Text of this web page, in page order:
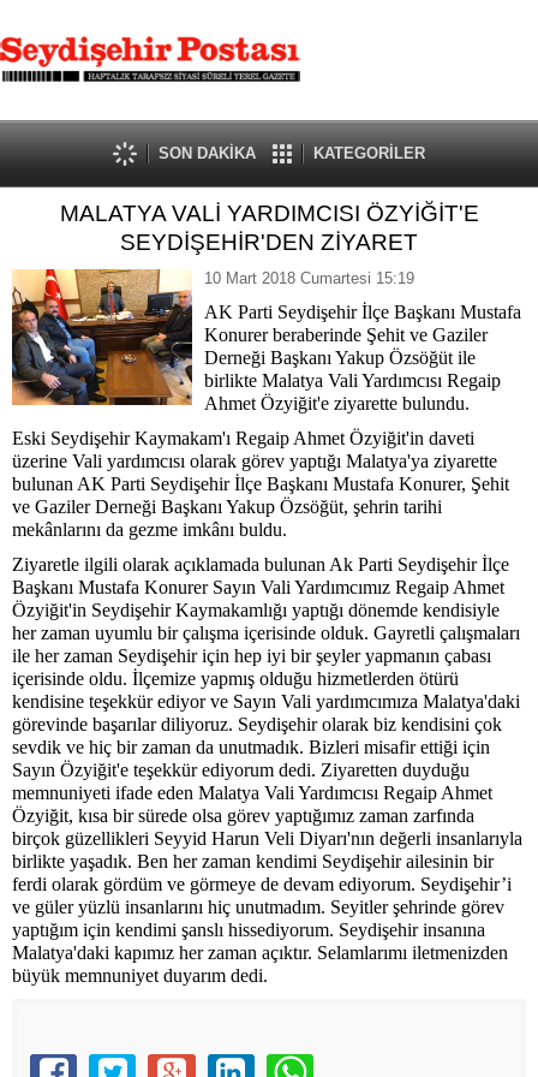
SON DAKİKA KATEGORİLER
MALATYA VALİ YARDIMCISI ÖZYİĞİT'E
SEYDİŞEHİR'DEN ZİYARET
10 Mart 2018 Cumartesi 15:19
AK Parti Seydişehir İlçe Başkanı Mustafa
Konurer beraberinde Şehit ve Gaziler
Derneği Başkanı Yakup Özsöğüt ile
birlikte Malatya Vali Yardımcısı Regaip
Ahmet Özyiğit'e ziyarette bulundu.
Eski Seydişehir Kaymakam'ı Regaip Ahmet Özyiğit'in daveti
üzerine Vali yardımcısı olarak görev yaptığı Malatya'ya ziyarette
bulunan AK Parti Seydişehir İlçe Başkanı Mustafa Konurer, Şehit
ve Gaziler Derneği Başkanı Yakup Özsöğüt, şehrin tarihi
mekânlarını da gezme imkânı buldu.
Ziyaretle ilgili olarak açıklamada bulunan Ak Parti Seydişehir İlçe
Başkanı Mustafa Konurer Sayın Vali Yardımcımız Regaip Ahmet
Özyiğit'in Seydişehir Kaymakamlığı yaptığı dönemde kendisiyle
her zaman uyumlu bir çalışma içerisinde olduk. Gayretli çalışmaları
ile her zaman Seydişehir için hep iyi bir şeyler yapmanın çabası
içerisinde oldu. İlçemize yapmış olduğu hizmetlerden ötürü
kendisine teşekkür ediyor ve Sayın Vali yardımcımıza Malatya'daki
görevinde başarılar diliyoruz. Seydişehir olarak biz kendisini çok
sevdik ve hiç bir zaman da unutmadık. Bizleri misafir ettiği için
Sayın Özyiğit'e teşekkür ediyorum dedi. Ziyaretten duyduğu
memnuniyeti ifade eden Malatya Vali Yardımcısı Regaip Ahmet
Özyiğit, kısa bir sürede olsa görev yaptığımız zaman zarfında
birçok güzellikleri Seyyid Harun Veli Diyarı'nın değerli insanlarıyla
birlikte yaşadık. Ben her zaman kendimi Seydişehir ailesinin bir
ferdi olarak gördüm ve görmeye de devam ediyorum. Seydişehir’i
ve güler yüzlü insanlarını hiç unutmadım. Seyitler şehrinde görev
yaptığım için kendimi şanslı hissediyorum. Seydişehir insanına
Malatya'daki kapımız her zaman açıktır. Selamlarımı iletmenizden
büyük memnuniyet duyarım dedi.